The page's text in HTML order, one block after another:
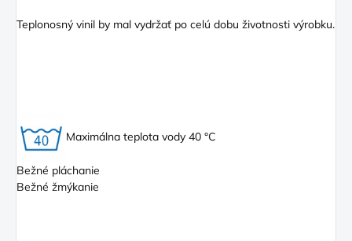
Teplonosný vinil by mal vydržať po celú dobu životnosti výrobku.
Maximálna teplota vody 40 °C
Bežné pláchanie
Bežné žmýkanie